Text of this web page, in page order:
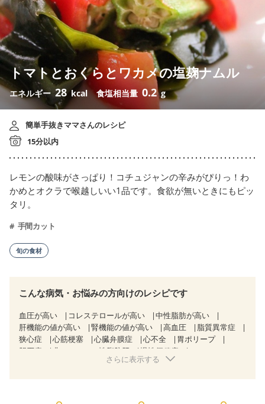
トマトとおくらとワカメの塩麹ナムル
エネルギー 28 kcal 食塩相当量 0.2 g
簡単手抜きママさんのレシピ
15分以内
レモンの酸味がさっぱり！コチュジャンの辛みがぴりっ！わ
かめとオクラで喉越しいい1品です。食欲が無いときにもピッ
タリ。
手間カット
旬の食材
こんな病気・お悩みの方向けのレシピです
血圧が高い コレステロールが高い
中性脂肪が高い
肝機能の値が高い
腎機能の値が高い 高血圧
脂質異常症
狭心症
心筋梗塞 心臓弁膜症 心不全
胃ポリープ
胆石症
非アルコール性脂肪肝
慢性便秘症
睡眠時無呼吸症候群
さらに表示する